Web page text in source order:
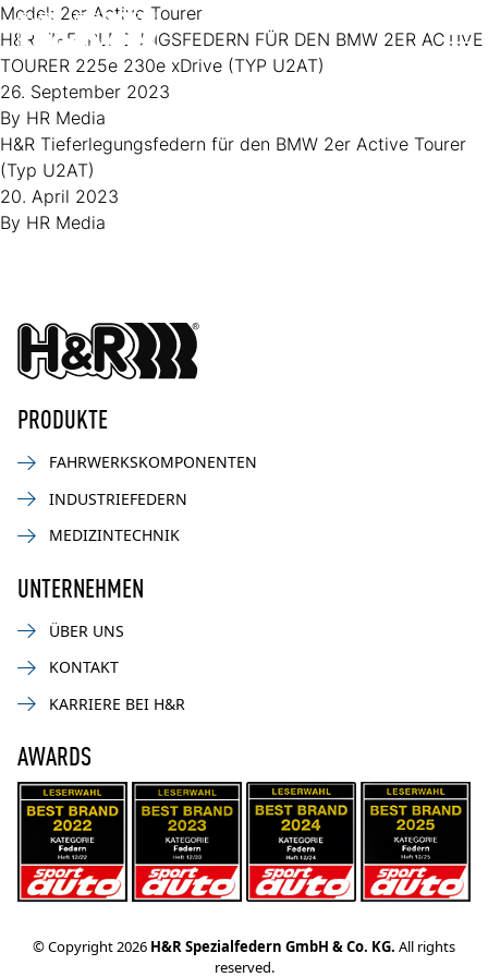
Zum Inhalt springen
Model: 2er Active Tourer
H&R TIEFERLEGUNGSFEDERN FÜR DEN BMW 2ER ACTIVE
TOURER 225e 230e xDrive (TYP U2AT)
26. September 2023
By HR Media
H&R Tieferlegungsfedern für den BMW 2er Active Tourer
(Typ U2AT)
20. April 2023
By HR Media
PRODUKTE
FAHRWERKSKOMPONENTEN
INDUSTRIEFEDERN
MEDIZINTECHNIK
UNTERNEHMEN
ÜBER UNS
KONTAKT
KARRIERE BEI H&R
AWARDS
© Copyright 2026 H&R Spezialfedern GmbH & Co. KG. All rights
reserved.